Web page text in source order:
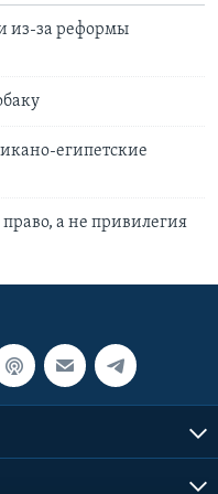
из-за реформы
египетские
а не привилегия